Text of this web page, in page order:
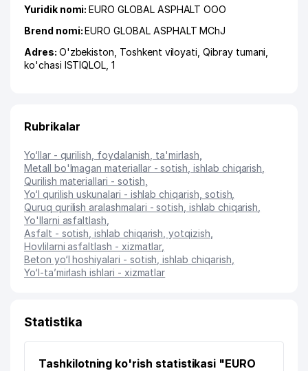
Yuridik nomi:EURO GLOBAL ASPHALT ООО
Brend nomi:EURO GLOBAL ASPHALT MChJ
Adres: O'zbekiston, Toshkent viloyati ,Qibray tumani
ko'chasi ISTIQLOL , 1
Rubrikalar
Yo‘llar - qurilish, foydalanish, ta'mirlash
Metall bo'lmagan materiallar - sotish, ishlab chiqarish
Qurilish materiallari - sotish
Yo‘l qurilish uskunalari - ishlab chiqarish, sotish
Quruq qurilish aralashmalari - sotish, ishlab chiqarish
Yo'llarni asfaltlash
Asfalt - sotish, ishlab chiqarish, yotqizish
Hovlilarni asfaltlash - xizmatlar,
Beton yo‘l hoshiyalari - sotish, ishlab chiqarish
Yo‘l-ta’mirlash ishlari - xizmatlar
Statistika
Tashkilotning ko'rish statistikasi "EURO